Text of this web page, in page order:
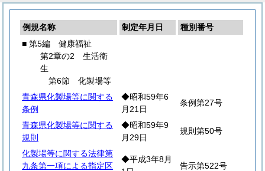
例規名称 制定年月日
種別番号
■ 第5編 健康福祉
第2章の2 生活衛
生
第6節 化製場等
青森県化製場等に関する
条例
◆昭和59年6
月21日
条例第27号
青森県化製場等に関する
規則
◆昭和59年9
月29日
規則第50号
化製場等に関する法律第
九条第一項による指定区
◆平成3年8月
告示第522号